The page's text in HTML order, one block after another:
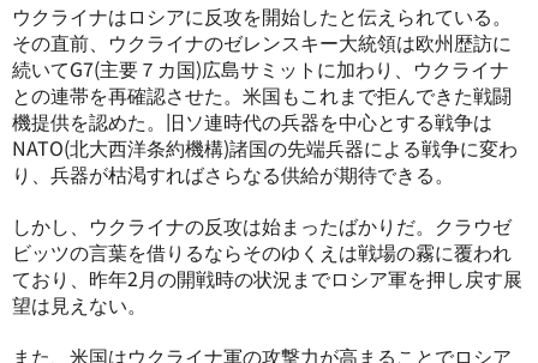
ウクライナはロシアに反攻を開始したと伝えられている。
その直前、ウクライナのゼレンスキー大統領は欧州歴訪に
続いてG7(主要７カ国)広島サミットに加わり、ウクライナ
との連帯を再確認させた。米国もこれまで拒んできた戦闘
機提供を認めた。旧ソ連時代の兵器を中心とする戦争は
NATO(北大西洋条約機構)諸国の先端兵器による戦争に変わ
り、兵器が枯渇すればさらなる供給が期待できる。
しかし、ウクライナの反攻は始まったばかりだ。クラウゼ
ビッツの言葉を借りるならそのゆくえは戦場の霧に覆われ
ており、昨年2月の開戦時の状況までロシア軍を押し戻す展
望は見えない。
また、米国はウクライナ軍の攻撃力が高まることでロシア